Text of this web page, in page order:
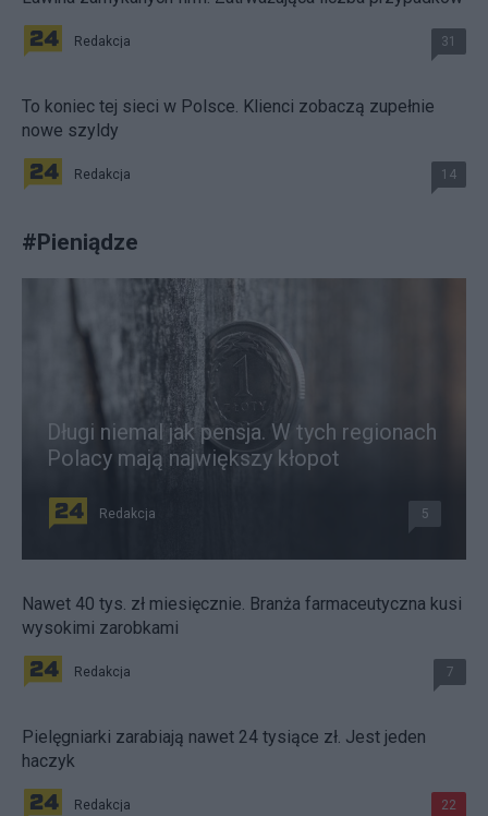
Redakcja 31
To koniec tej sieci w Polsce. Klienci zobaczą zupełnie
nowe szyldy
Redakcja 14
#Pieniądze
Długi niemal jak pensja. W tych regionach
Polacy mają największy kłopot
Redakcja 5
Nawet 40 tys. zł miesięcznie. Branża farmaceutyczna kusi
wysokimi zarobkami
Redakcja 7
Pielęgniarki zarabiają nawet 24 tysiące zł. Jest jeden
haczyk
Redakcja 22